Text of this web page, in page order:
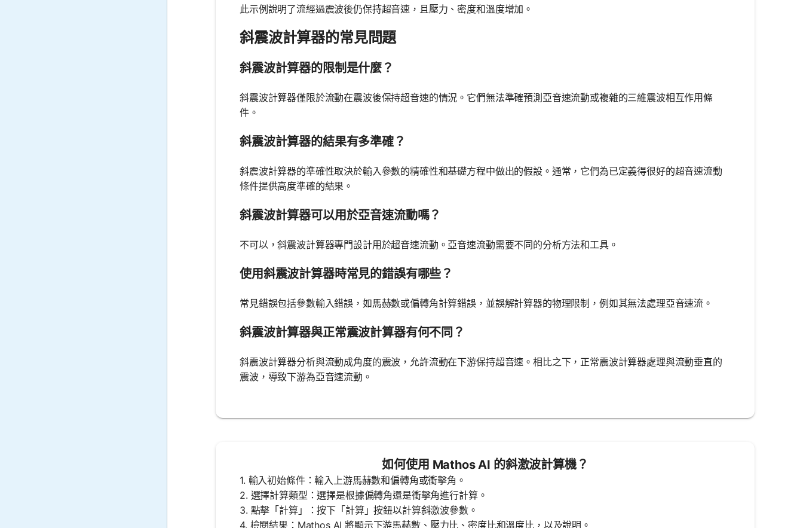
此示例說明了流經過震波後仍保持超音速，且壓力、密度和溫度增加。
斜震波計算器的常見問題
斜震波計算器的限制是什麼？
斜震波計算器僅限於流動在震波後保持超音速的情況。它們無法準確預測亞音速流動或複雜的三維震波相互作用條
件。
斜震波計算器的結果有多準確？
斜震波計算器的準確性取決於輸入參數的精確性和基礎方程中做出的假設。通常，它們為已定義得很好的超音速流動
條件提供高度準確的結果。
斜震波計算器可以用於亞音速流動嗎？
不可以，斜震波計算器專門設計用於超音速流動。亞音速流動需要不同的分析方法和工具。
使用斜震波計算器時常見的錯誤有哪些？
常見錯誤包括參數輸入錯誤，如馬赫數或偏轉角計算錯誤，並誤解計算器的物理限制，例如其無法處理亞音速流。
斜震波計算器與正常震波計算器有何不同？
斜震波計算器分析與流動成角度的震波，允許流動在下游保持超音速。相比之下，正常震波計算器處理與流動垂直的
震波，導致下游為亞音速流動。
如何使用 Mathos AI 的斜激波計算機？
1. 輸入初始條件：輸入上游馬赫數和偏轉角或衝擊角。
2. 選擇計算類型：選擇是根據偏轉角還是衝擊角進行計算。
3. 點擊「計算」：按下「計算」按鈕以計算斜激波參數。
4. 檢閱結果：Mathos AI 將顯示下游馬赫數、壓力比、密度比和溫度比，以及說明。